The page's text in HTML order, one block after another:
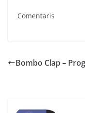
Comentaris
Bombo Clap –